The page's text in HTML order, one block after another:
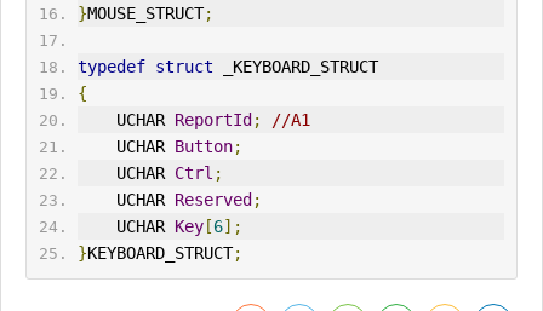
}MOUSE_STRUCT;
typedef struct _KEYBOARD_STRUCT
{
    UCHAR
ReportId ;
//A1
    UCHAR
Button;
    UCHAR
Ctrl ;
    UCHAR
Reserved ;
    UCHAR
Key[6];
}KEYBOARD_STRUCT;